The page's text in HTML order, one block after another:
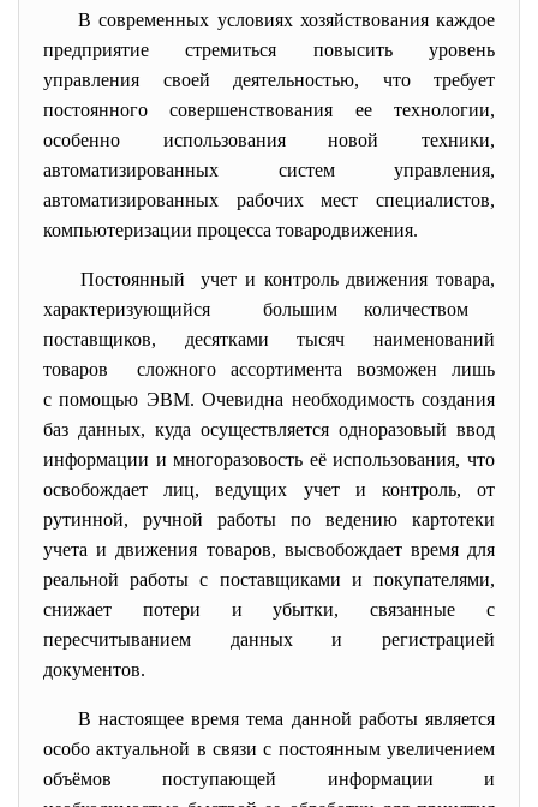
В современных условиях хозяйствования каждое
предприятие стремиться повысить уровень
управления своей деятельностью, что требует
постоянного совершенствования ее технологии,
особенно использования новой техники,
автоматизированных систем управления,
автоматизированных рабочих мест специалистов,
компьютеризации процесса товародвижения.
Постоянный учет и контроль движения товара,
характеризующийся большим количеством
поставщиков, десятками тысяч наименований
товаров сложного ассортимента возможен лишь
с помощью ЭВМ. Очевидна необходимость создания
баз данных, куда осуществляется одноразовый ввод
информации и многоразовость её использования, что
освобождает лиц, ведущих учет и контроль, от
рутинной, ручной работы по ведению картотеки
учета и движения товаров, высвобождает время для
реальной работы с поставщиками и покупателями,
снижает потери и убытки, связанные с
пересчитыванием данных и регистрацией
документов.
В настоящее время тема данной работы является
особо актуальной в связи с постоянным увеличением
объёмов поступающей информации и